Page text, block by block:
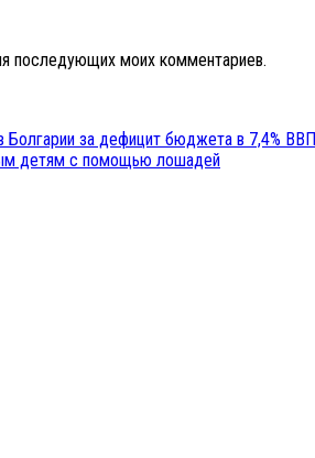
последующих моих комментариев.
Болгарии за дефицит бюджета в 7,4% ВВП
детям с помощью лошадей